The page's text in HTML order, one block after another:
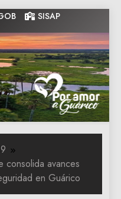
SISAP
Guarico
de Guarico
consolida avances
en Guárico